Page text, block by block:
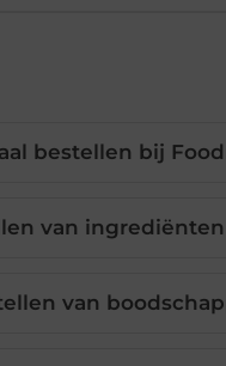
bestellen bij
van
van